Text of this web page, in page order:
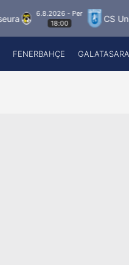
6.8.2026 - Per
18:00
CS
FENERBAHÇE